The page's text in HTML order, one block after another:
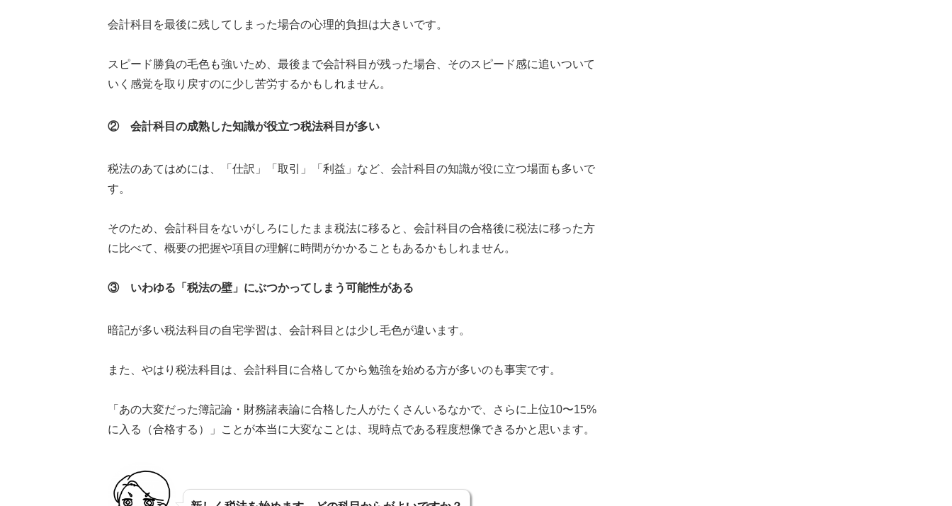
会計科目を最後に残してしまった場合の心理的負担は大きいです。
スピード勝負の毛色も強いため、最後まで会計科目が残った場合、そのスピード感に追いついて
いく感覚を取り戻すのに少し苦労するかもしれません。
② 会計科目の成熟した知識が役立つ税法科目が多い
税法のあてはめには、「仕訳」「取引」「利益」など、会計科目の知識が役に立つ場面も多いで
す。
そのため、会計科目をないがしろにしたまま税法に移ると、会計科目の合格後に税法に移った方
に比べて、概要の把握や項目の理解に時間がかかることもあるかもしれません。
③ いわゆる「税法の壁」にぶつかってしまう可能性がある
暗記が多い税法科目の自宅学習は、会計科目とは少し毛色が違います。
また、やはり税法科目は、会計科目に合格してから勉強を始める方が多いのも事実です。
「あの大変だった簿記論・財務諸表論に合格した人がたくさんいるなかで、さらに上位10〜15%
に入る（合格する）」ことが本当に大変なことは、現時点である程度想像できるかと思います。